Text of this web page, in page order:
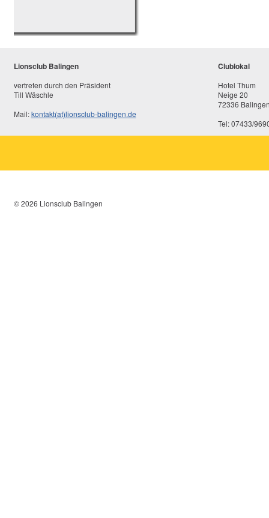
Lionsclub Balingen
vertreten durch den Präsident
Till Wäschle
Mail:kontakt(at)lionsclub-balingen.de
Clublokal
Hotel Thum
Neige 20
72336
Tel: 07433/
© 2026 Lionsclub Balingen